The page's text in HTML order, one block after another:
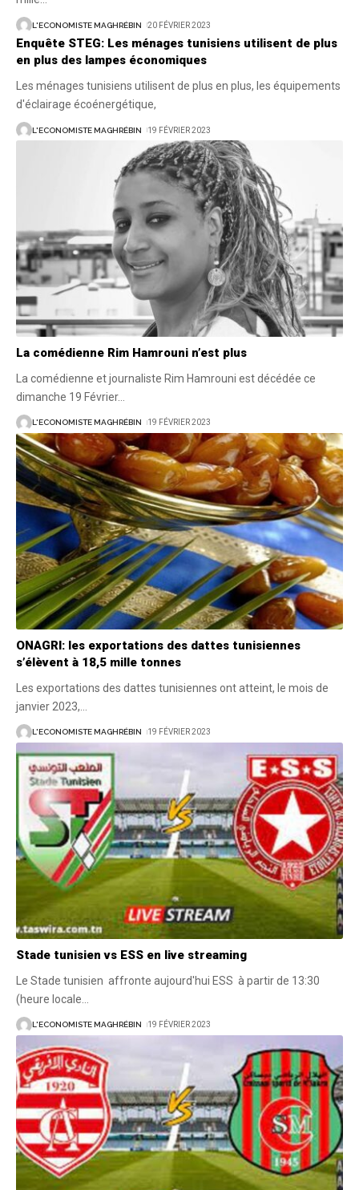
L'ECONOMISTE MAGHRÉBIN 20 FÉVRIER 2023
Enquête STEG: Les ménages tunisiens utilisent de plus
en plus des lampes économiques
Les ménages tunisiens utilisent de plus en plus, les équipements
d'éclairage écoénergétique,
L'ECONOMISTE MAGHRÉBIN 19 FÉVRIER 2023
La comédienne Rim Hamrouni n’est plus
La comédienne et journaliste Rim Hamrouni est décédée ce
dimanche 19 Février…
L'ECONOMISTE MAGHRÉBIN 19 FÉVRIER 2023
ONAGRI: les exportations des dattes tunisiennes
s’élèvent à 18,5 mille tonnes
Les exportations des dattes tunisiennes ont atteint, le mois de
janvier 2023,
L'ECONOMISTE MAGHRÉBIN 19 FÉVRIER 2023
Stade tunisien vs ESS en live streaming
Le Stade tunisien affronte aujourd'hui ESS à partir de 13:30
(heure locale
L'ECONOMISTE MAGHRÉBIN 19 FÉVRIER 2023